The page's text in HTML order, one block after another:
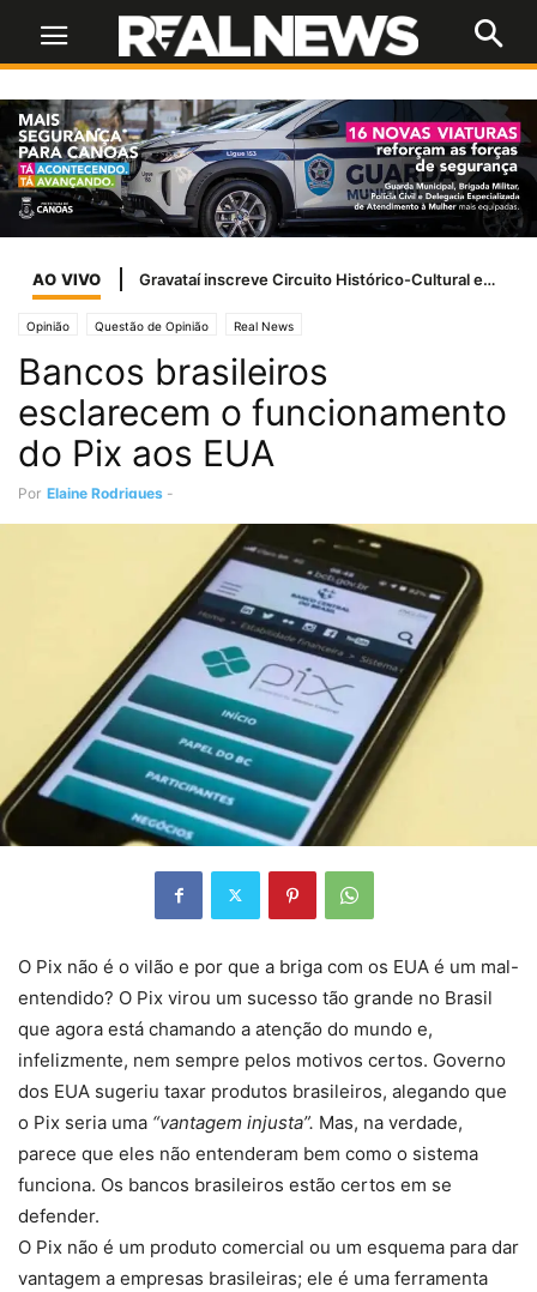
AO VIVO Gravataí inscreve Circuito Histórico-Cultural em prêmio estadual de boas práticas da Famurs
Opinião Questão de Opinião Real News
Bancos brasileiros
esclarecem o funcionamento
do Pix aos EUA
Por Elaine Rodrigues -
O Pix não é o vilão e por que a briga com os EUA é um mal-
entendido? O Pix virou um sucesso tão grande no Brasil
que agora está chamando a atenção do mundo e,
infelizmente, nem sempre pelos motivos certos. Governo
dos EUA sugeriu taxar produtos brasileiros, alegando que
o Pix seria uma “vantagem injusta”. Mas, na verdade,
parece que eles não entenderam bem como o sistema
funciona. Os bancos brasileiros estão certos em se
defender.
O Pix não é um produto comercial ou um esquema para dar
vantagem a empresas brasileiras; ele é uma ferramenta